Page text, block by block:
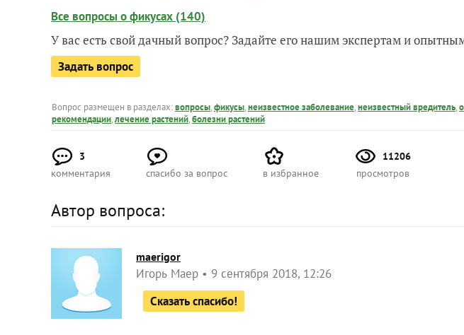
Все вопросы о фикусах (140)
У вас есть свой дачный вопрос? Задайте его нашим экспертам и
Задать вопрос
Вопрос размещен в разделах:вопросы,фикусы,неизвестное заболевание,неизвестный вредитель,
рекомендации,лечение растений,болезни растений
3
комментария
спасибо за вопрос в избранное
11206
просмотров
Автор вопроса:
maerigor
Игорь Маер
9 сентября 2018, 12:26
Сказать спасибо!